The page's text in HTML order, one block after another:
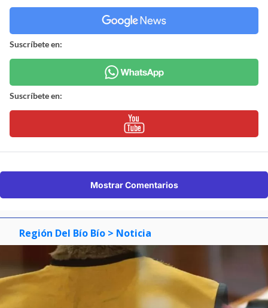
Suscríbete en:
Suscríbete en:
Mostrar Comentarios
Región Del Bío Bío > Noticia